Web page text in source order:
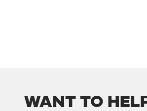
WANT TO